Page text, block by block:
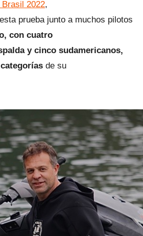
2022,
prueba junto a muchos pilotos
con cuatro
y cinco sudamericanos,
de su